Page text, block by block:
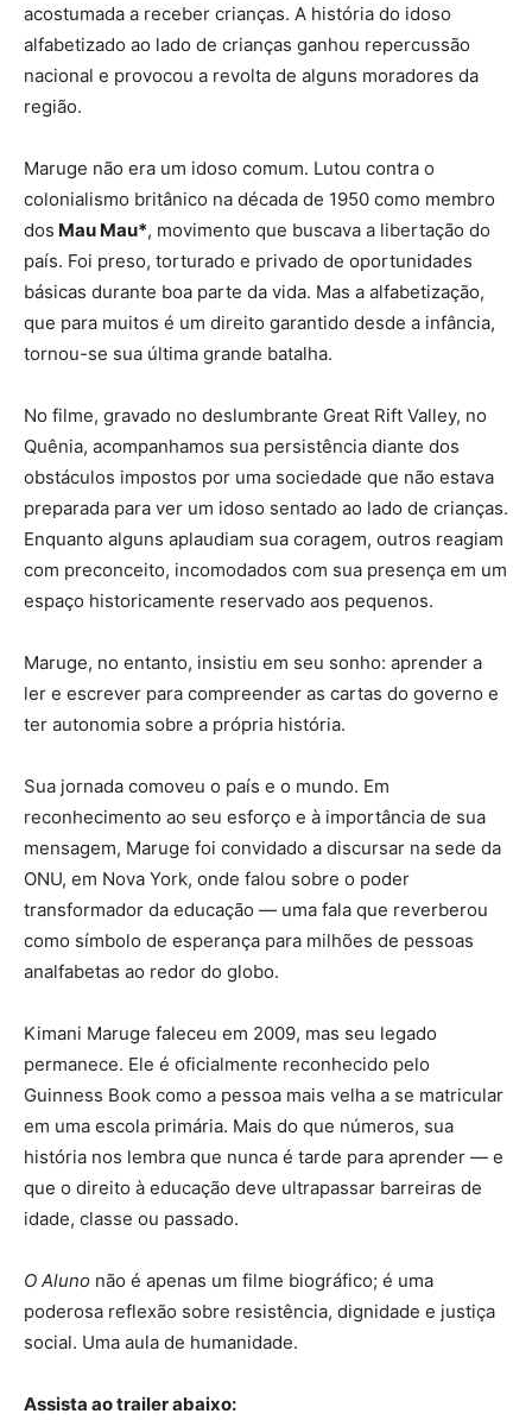
acostumada a receber crianças. A história do idoso
alfabetizado ao lado de crianças ganhou repercussão
nacional e provocou a revolta de alguns moradores da
região.
Maruge não era um idoso comum. Lutou contra o
colonialismo britânico na década de 1950 como membro
dos Mau Mau*, movimento que buscava a libertação do
país. Foi preso, torturado e privado de oportunidades
básicas durante boa parte da vida. Mas a alfabetização,
que para muitos é um direito garantido desde a infância,
tornou-se sua última grande batalha.
No filme, gravado no deslumbrante Great Rift Valley, no
Quênia, acompanhamos sua persistência diante dos
obstáculos impostos por uma sociedade que não estava
preparada para ver um idoso sentado ao lado de crianças.
Enquanto alguns aplaudiam sua coragem, outros reagiam
com preconceito, incomodados com sua presença em um
espaço historicamente reservado aos pequenos.
Maruge, no entanto, insistiu em seu sonho: aprender a
ler e escrever para compreender as cartas do governo e
ter autonomia sobre a própria história.
Sua jornada comoveu o país e o mundo. Em
reconhecimento ao seu esforço e à importância de sua
mensagem, Maruge foi convidado a discursar na sede da
ONU, em Nova York, onde falou sobre o poder
transformador da educação — uma fala que reverberou
como símbolo de esperança para milhões de pessoas
analfabetas ao redor do globo.
Kimani Maruge faleceu em 2009, mas seu legado
permanece. Ele é oficialmente reconhecido pelo
Guinness Book como a pessoa mais velha a se matricular
em uma escola primária. Mais do que números, sua
história nos lembra que nunca é tarde para aprender — e
que o direito à educação deve ultrapassar barreiras de
idade, classe ou passado.
O Aluno não é apenas um filme biográfico; é uma
poderosa reflexão sobre resistência, dignidade e justiça
social. Uma aula de humanidade.
Assista ao trailer abaixo: